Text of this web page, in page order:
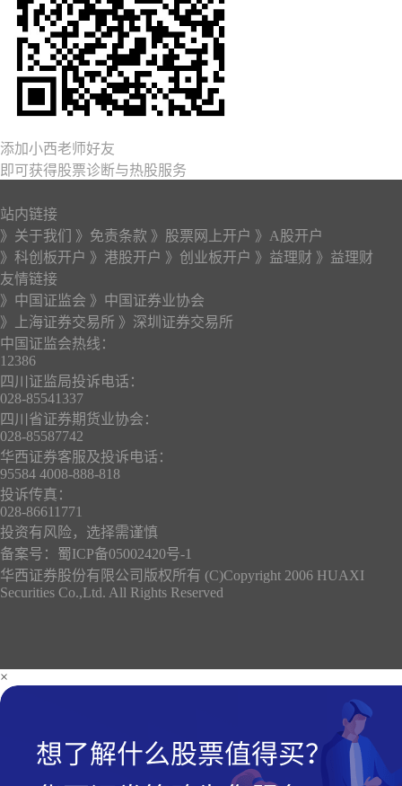
添加小西老师好友
即可获得股票诊断与热股服务
站内链接
》关于我们
》免责条款 》股票网上开户 》A股开户
》科创板开户 》港股开户 》创业板开户 》益理财 》益理财
友情链接
》中国证监会 》中国证券业协会
》上海证券交易所 》深圳证券交易所
中国证监会热线：
12386
四川证监局投诉电话：
028-85541337
四川省证券期货业协会：
028-85587742
华西证券客服及投诉电话：
95584 4008-888-818
投诉传真：
028-86611771
投资有风险，选择需谨慎
备案号： 蜀ICP备05002420号-1
华西证券股份有限公司版权所有 (C)Copyright 2006 HUAXI
Securities Co.,Ltd. All Rights Reserved
×